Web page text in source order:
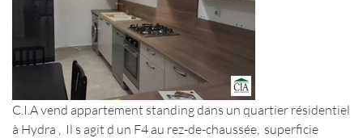
C.I.A vend appartement standing dans un quartier résidentiel
à Hydra , Il s agit d un F4 au rez-de-chaussée, superficie